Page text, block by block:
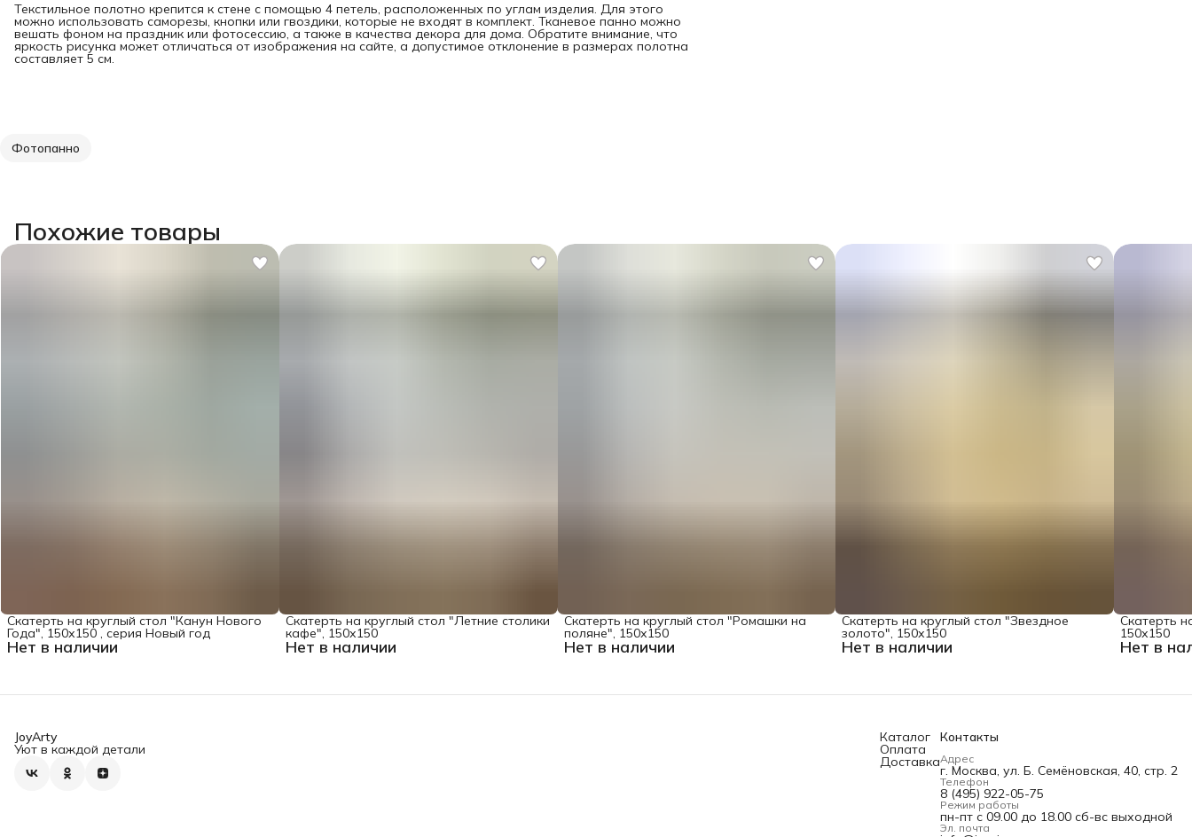
Текстильное полотно крепится к стене с помощью 4 петель, расположенных по углам изделия. Для этого
можно использовать саморезы, кнопки или гвоздики, которые не входят в комплект. Тканевое панно можно
вешать фоном на праздник или фотосессию, а также в качества декора для дома. Обратите внимание, что
яркость рисунка может отличаться от изображения на сайте, а допустимое отклонение в размерах полотна
составляет 5 см.
Фотопанно
Похожие товары
Нет в наличии
Скатерть на круглый стол "Канун Нового
Года", 150х150 , серия Новый год
Нет в наличии
Скатерть на круглый стол "Летние столики
кафе", 150х150
Нет в наличии
Скатерть на круглый стол "Ромашки на
поляне", 150х150
Нет в наличии
Скатерть на круглый стол "Звездное
золото", 150х150
Нет в
Скатерть
150х150
JoyArty
Уют в каждой детали
Каталог
Оплата
Доставка
Контакты
Адрес
г. Москва, ул. Б. Семёновская, 40, стр. 2
Телефон
8 (495) 922-05-75
Режим работы
пн-пт с 09.00 до 18.00 сб-вс выходной
Эл. почта